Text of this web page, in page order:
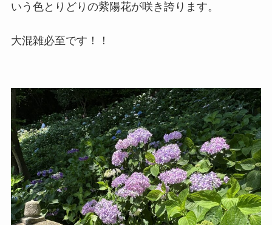
いう色とりどりの紫陽花が咲き誇ります。
大混雑必至です！！